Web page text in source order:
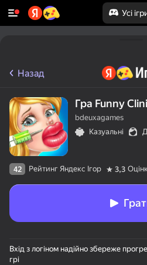
Усі
Назад
Гра Funny
bdeuxagames
Казуальні
42 Рейтинг Яндекс Ігор 3,3
Вхід з логіном надійно збереже
грі